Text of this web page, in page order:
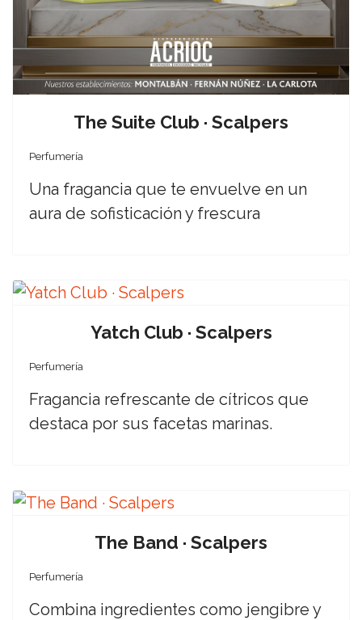
The Suite Club · Scalpers
Perfumería
Una fragancia que te envuelve en un
aura de sofisticación y frescura
Yatch Club · Scalpers
Perfumería
Fragancia refrescante de cítricos que
destaca por sus facetas marinas.
The Band · Scalpers
Perfumería
Combina ingredientes como jengibre y